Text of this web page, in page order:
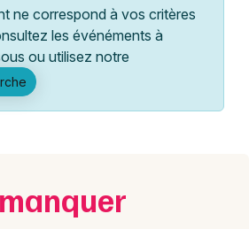
ne correspond à vos critères
les événéments à
ou utilisez notre